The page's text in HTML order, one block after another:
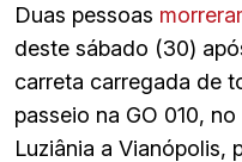
Duas pessoas
deste sábado (30)
carreta carregada de
passeio na GO 010,
Luziânia a Vianópolis,